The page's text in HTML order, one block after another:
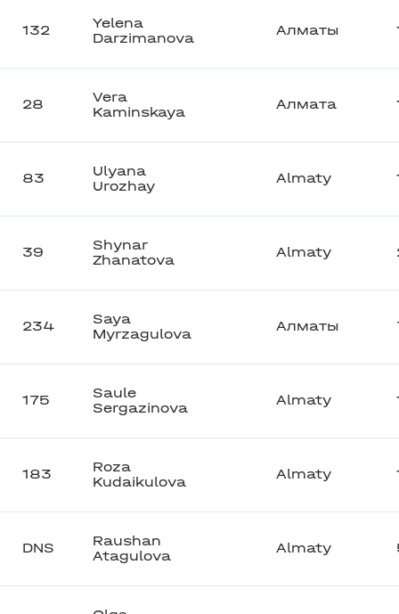
132
Yelena
Darzimanova
Алматы
28
Vera
Kaminskaya
Алмата
83
Ulyana
Urozhay
Almaty
39
Shynar
Zhanatova
Almaty
234
Saya
Myrzagulova
Алматы
175
Saule
Sergazinova
Almaty
183
Roza
Kudaikulova
Almaty
DNS
Raushan
Atagulova
Almaty